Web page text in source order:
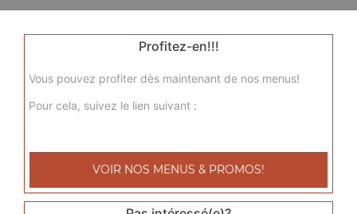
Profitez-en!!!
Vous pouvez profiter dès maintenant de nos menus!
Pour cela, suivez le lien suivant :
VOIR NOS MENUS & PROMOS!